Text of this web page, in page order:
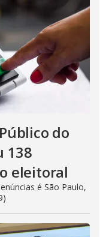
do
138
eleitoral
é São Paulo,